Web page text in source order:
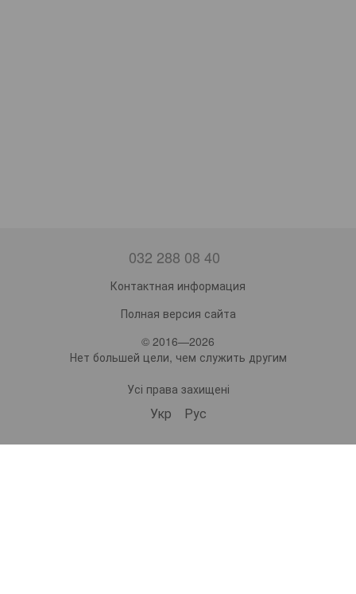
032 288 08 40
Контактная информация
Полная версия сайта
© 2016—2026
Нет большей цели, чем служить другим
Усі права захищені
Укр Рус